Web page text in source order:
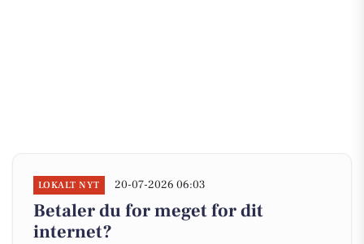
LOKALT NYT 20-07-2026 06:03
Betaler du for meget for dit
internet?